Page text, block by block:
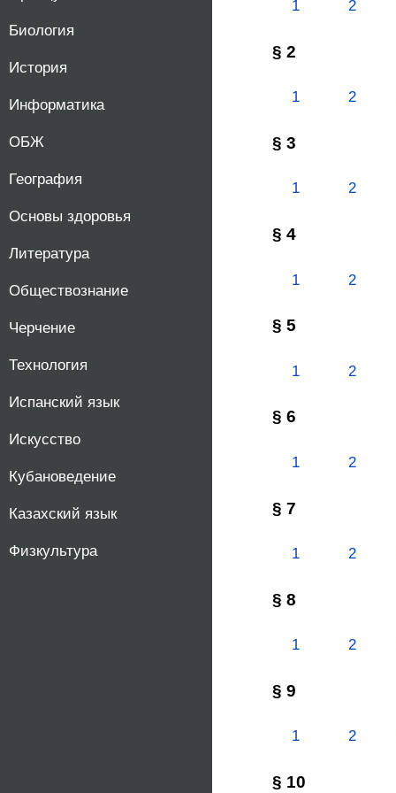
Биология
История
Информатика
ОБЖ
География
Основы здоровья
Литература
Обществознание
Черчение
Технология
Испанский язык
Искусство
Кубановедение
Казахский язык
Физкультура
1 2
§ 2
1 2
§ 3
1 2
§ 4
1 2
§ 5
1 2
§ 6
1 2
§ 7
1 2
§ 8
1 2
§ 9
1 2
§ 10